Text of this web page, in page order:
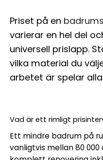
Priset på en
varierar en hel del
universell prislapp.
vilka material du
arbetet är spelar alla
Vad är ett rimligt
Ett mindre badrum på
vanligtvis mellan 80 000